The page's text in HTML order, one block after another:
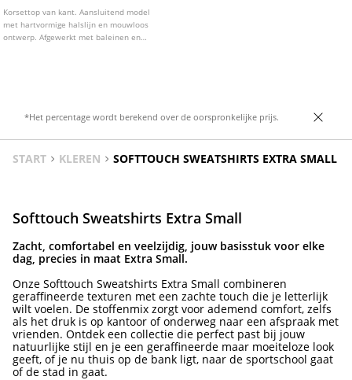
Korsettop van kant. Aansluitend model
met hartvormige halslijn en mouwloos
ontwerp. Afgewerkt met baleinen en
*Het percentage wordt berekend over de oorspronkelijke prijs.
START KLEREN SOFTTOUCH SWEATSHIRTS EXTRA SMALL
Softtouch Sweatshirts Extra Small
Zacht, comfortabel en veelzijdig, jouw basisstuk voor elke
dag, precies in maat Extra Small.
Onze Softtouch Sweatshirts Extra Small combineren
geraffineerde texturen met een zachte touch die je letterlijk
wilt voelen. De stoffenmix zorgt voor ademend comfort, zelfs
als het druk is op kantoor of onderweg naar een afspraak met
vrienden. Ontdek een collectie die perfect past bij jouw
natuurlijke stijl en je een geraffineerde maar moeiteloze look
geeft, of je nu thuis op de bank ligt, naar de sportschool gaat
of de stad in gaat.